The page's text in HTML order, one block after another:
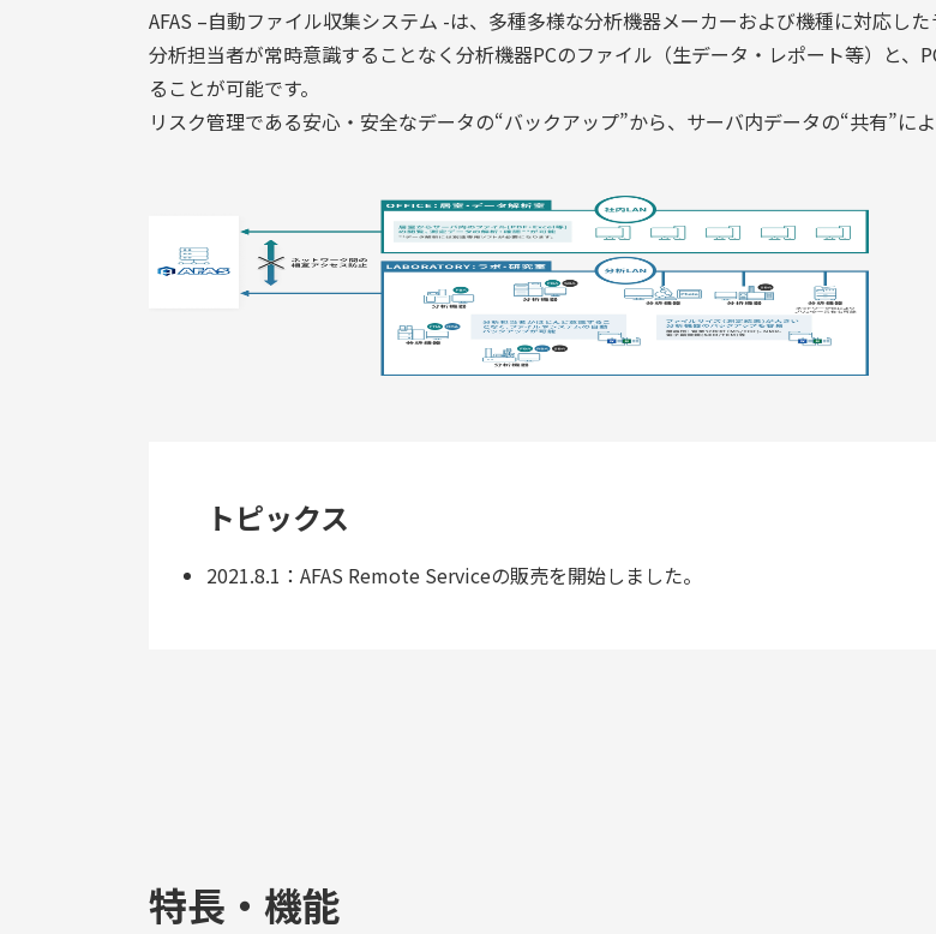
AFAS –自動ファイル収集システム -は、多種多様な分析機器メーカーおよび機種に対応した
分析担当者が常時意識することなく分析機器PCのファイル（生データ・レポート等）と
ることが可能です。
リスク管理である安心・安全なデータの“バックアップ”から、サーバ内データの“共有”に
トピックス
2021.8.1：AFAS Remote Serviceの販売を開始しました。
特長・機能